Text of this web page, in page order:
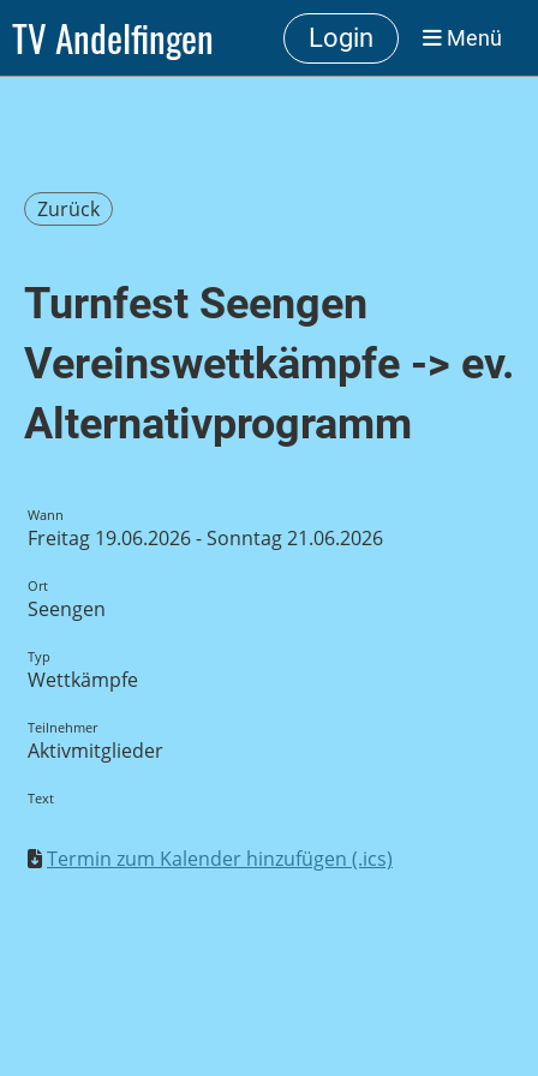
TV Andelfingen Login Menü
Zurück
Turnfest Seengen
Vereinswettkämpfe -> ev.
Alternativprogramm
Wann
Freitag 19.06.2026 - Sonntag 21.06.2026
Ort
Seengen
Typ
Wettkämpfe
Teilnehmer
Aktivmitglieder
Text
Termin zum Kalender hinzufügen (.ics)